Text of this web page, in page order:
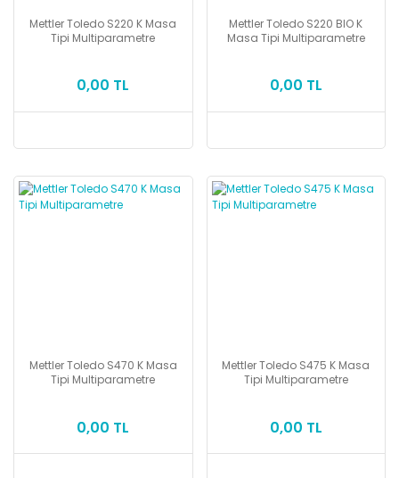
Mettler Toledo S220 K Masa
Tipi Multiparametre
0,00 TL
Mettler Toledo S220 BIO K
Masa Tipi Multiparametre
0,00 TL
Mettler Toledo S470 K Masa
Tipi Multiparametre
0,00 TL
Mettler Toledo S475 K Masa
Tipi Multiparametre
0,00 TL